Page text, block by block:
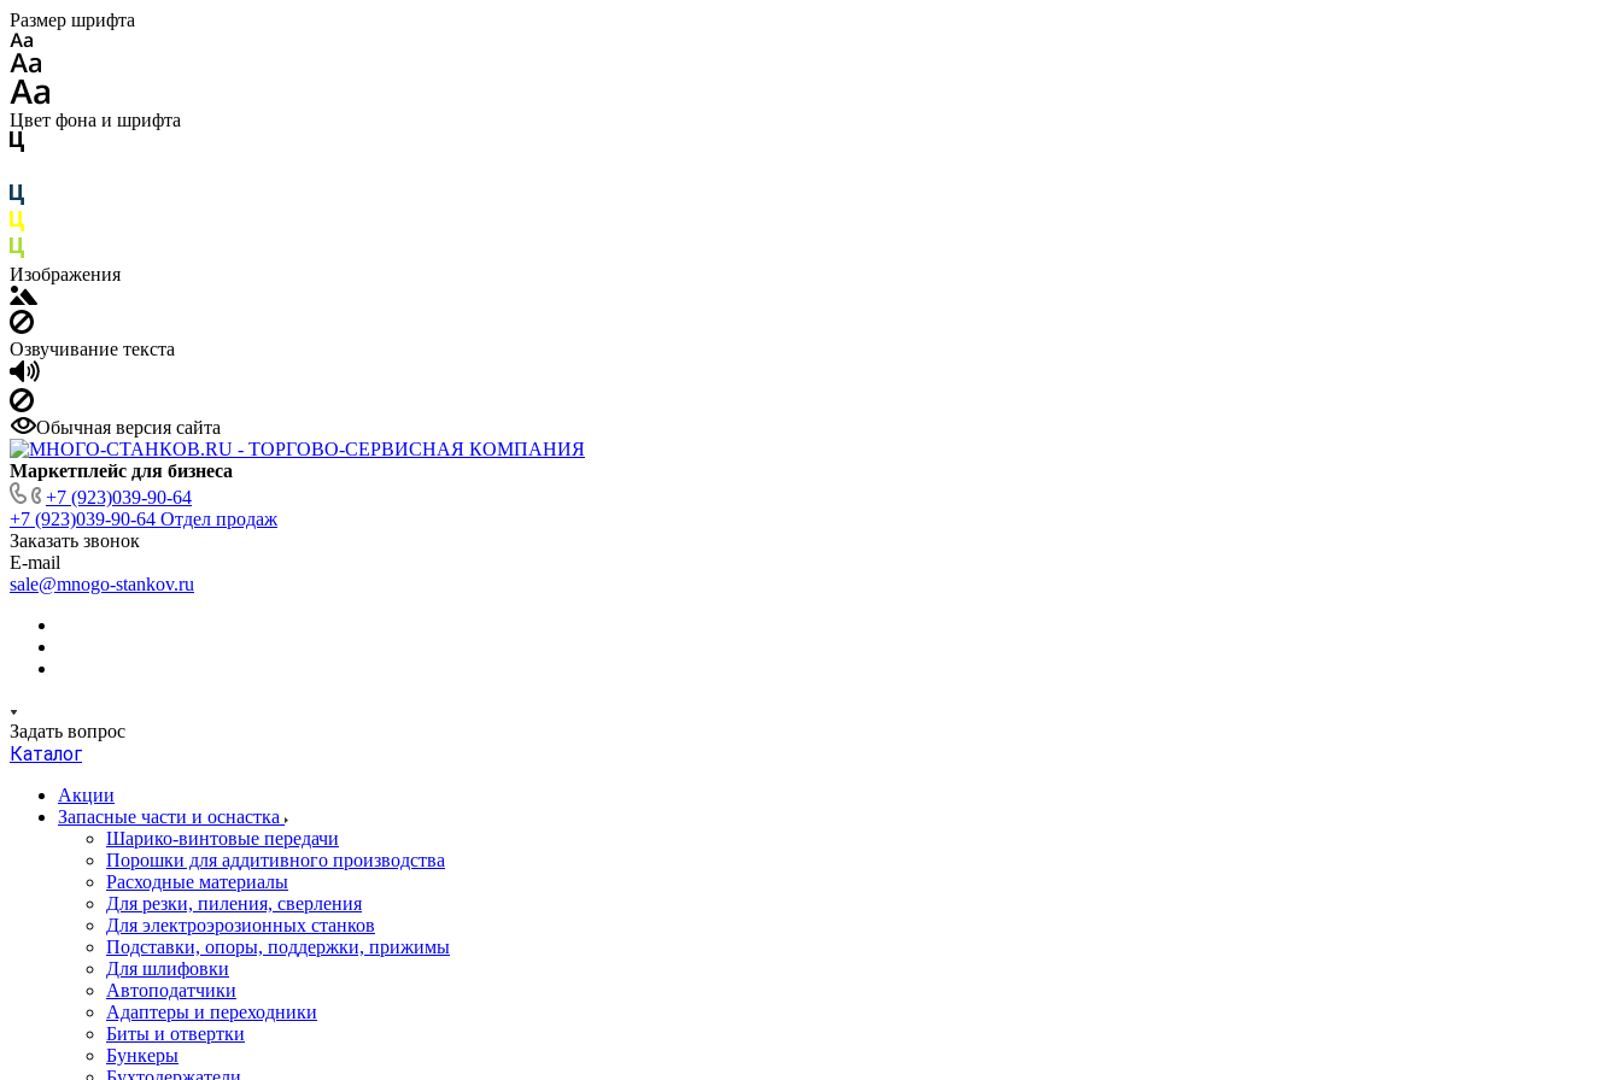
Размер шрифта
Цвет фона и шрифта
Изображения
Озвучивание текста
Обычная версия сайта
Маркетплейс для бизнеса
+7 (923)039-90-64
+7 (923)039-90-64 Отдел продаж
Заказать звонок
E-mail
sale@mnogo-stankov.ru
Задать вопрос
Каталог
Акции
Запасные части и оснастка
Шарико-винтовые передачи
Порошки для аддитивного производства
Расходные материалы
Для резки, пиления, сверления
Для электроэрозионных станков
Подставки, опоры, поддержки, прижимы
Для шлифовки
Автоподатчики
Адаптеры и переходники
Биты и отвертки
Бункеры